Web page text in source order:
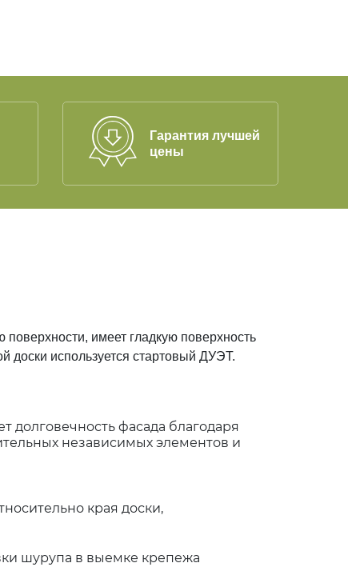
Гарантия лучшей
цены
имеет гладкую поверхность
доски используется стартовый ДУЭТ.
долговечность фасада благодаря
независимых элементов и
края доски,
шурупа в выемке крепежа